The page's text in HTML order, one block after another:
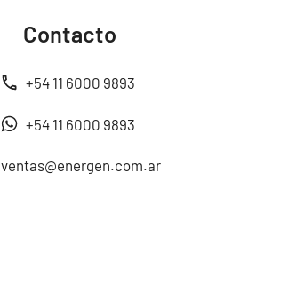
Contacto
+54 11 6000 9893
+54 11 6000 9893
ventas@energen.com.ar